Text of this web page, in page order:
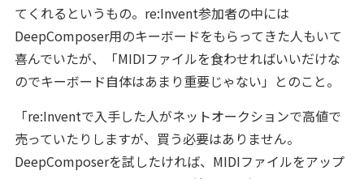
てくれるというもの。re:Invent参加者の中には
DeepComposer用のキーボードをもらってきた人もいて
喜んでいたが、「MIDIファイルを食わせればいいだけな
のでキーボード自体はあまり重要じゃない」とのこと。
「re:Inventで入手した人がネットオークションで高値で
売っていたりしますが、買う必要はありません。
DeepComposerを試したければ、MIDIファイルをアップ